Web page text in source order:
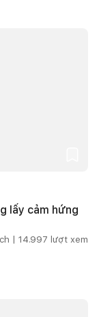
lấy cảm hứng
| 14.997 lượt xem